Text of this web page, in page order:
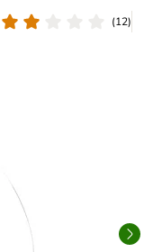
(12)